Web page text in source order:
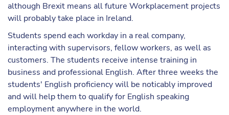
although Brexit means all future Workplacement projects
will probably take place in Ireland.
Students spend each workday in a real company,
interacting with supervisors, fellow workers, as well as
customers. The students receive intense training in
business and professional English. After three weeks the
students' English proficiency will be noticably improved
and will help them to qualify for English speaking
employment anywhere in the world.